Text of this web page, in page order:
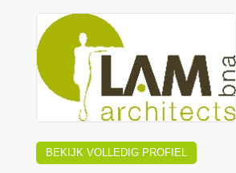
BEKIJK VOLLEDIG PROFIEL